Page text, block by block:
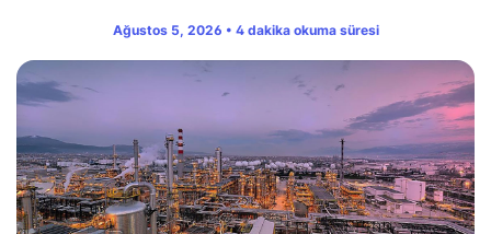
Ağustos 5, 2026 • 4 dakika okuma süresi